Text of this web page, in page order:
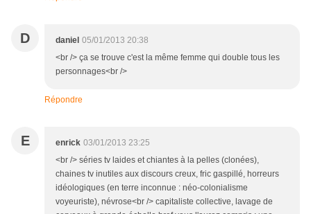
D daniel 05/01/2013 20:38
<br /> ça se trouve c'est la même femme qui double tous les
personnages<br />
Répondre
E enrick 03/01/2013 23:25
<br /> séries tv laides et chiantes à la pelles (clonées),
chaines tv inutiles aux discours creux, fric gaspillé, horreurs
idéologiques (en terre inconnue : néo-colonialisme
voyeuriste), névrose<br /> capitaliste collective, lavage de